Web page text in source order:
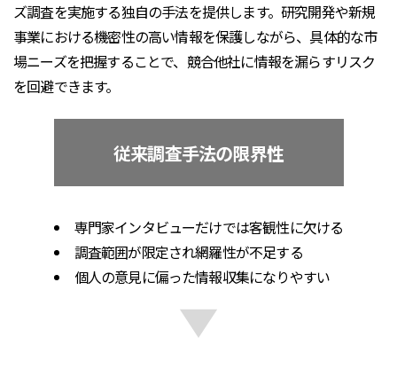
ズ調査を実施する独自の手法を提供します。研究開発や新規
事業における機密性の高い情報を保護しながら、具体的な市
場ニーズを把握することで、競合他社に情報を漏らすリスク
を回避できます。
従来調査手法の限界性
専門家インタビューだけでは客観性に欠ける
調査範囲が限定され網羅性が不足する
個人の意見に偏った情報収集になりやすい